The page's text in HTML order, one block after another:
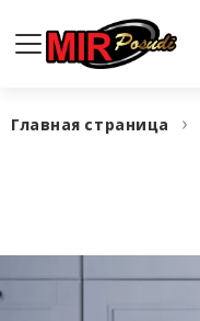
Главная страница